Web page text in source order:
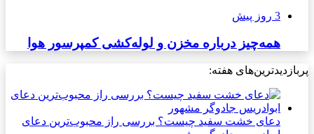
3 روز پیش
همه‌چیز درباره مخزن و لوله‌کشی کمپرسور هوا
پربازدیدترین‌های هفته:
دعای خشت سفید چیست؟ بررسی راز محبوب‌ترین دعای